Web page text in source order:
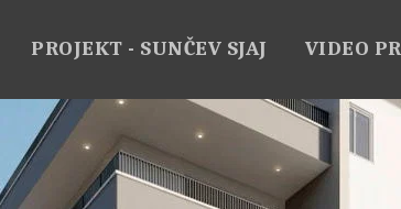
PROJEKT - SUNČEV SJAJ VIDEO